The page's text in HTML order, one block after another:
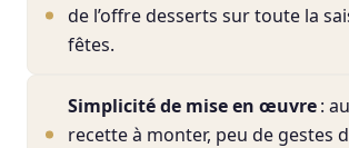
de l’offre desserts sur toute la
fêtes.
Simplicité de mise en œuvre:
recette à monter, peu de gestes